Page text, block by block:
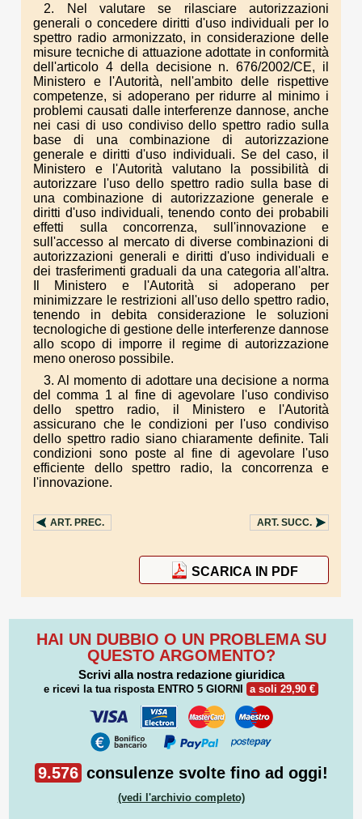
2. Nel valutare se rilasciare autorizzazioni
generali o concedere diritti d'uso individuali per lo
spettro radio armonizzato, in considerazione delle
misure tecniche di attuazione adottate in conformità
dell'articolo 4 della decisione n. 676/2002/CE, il
Ministero e l'Autorità, nell'ambito delle rispettive
competenze, si adoperano per ridurre al minimo i
problemi causati dalle interferenze dannose, anche
nei casi di uso condiviso dello spettro radio sulla
base di una combinazione di autorizzazione
generale e diritti d'uso individuali. Se del caso, il
Ministero e l'Autorità valutano la possibilità di
autorizzare l'uso dello spettro radio sulla base di
una combinazione di autorizzazione generale e
diritti d'uso individuali, tenendo conto dei probabili
effetti sulla concorrenza, sull'innovazione e
sull'accesso al mercato di diverse combinazioni di
autorizzazioni generali e diritti d'uso individuali e
dei trasferimenti graduali da una categoria all'altra.
Il Ministero e l'Autorità si adoperano per
minimizzare le restrizioni all'uso dello spettro radio,
tenendo in debita considerazione le soluzioni
tecnologiche di gestione delle interferenze dannose
allo scopo di imporre il regime di autorizzazione
meno oneroso possibile.
3. Al momento di adottare una decisione a norma
del comma 1 al fine di agevolare l'uso condiviso
dello spettro radio, il Ministero e l'Autorità
assicurano che le condizioni per l'uso condiviso
dello spettro radio siano chiaramente definite. Tali
condizioni sono poste al fine di agevolare l'uso
efficiente dello spettro radio, la concorrenza e
l'innovazione.
ART. PREC. ART. SUCC.
SCARICA IN PDF
HAI UN DUBBIO O UN PROBLEMA SU
QUESTO ARGOMENTO?
Scrivi alla nostra redazione giuridica
e ricevi la tua risposta ENTRO 5 GIORNI a soli 29,90 €
9.576 consulenze svolte fino ad oggi!
(vedi l'archivio completo)